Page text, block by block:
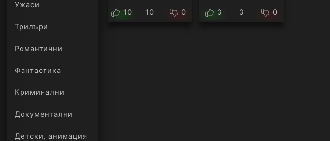
Ужаси
Трилъри
онлайн
Романтични
Фантастика
Криминални
Документални
Детски, анимация
10 10 0 3 3 0